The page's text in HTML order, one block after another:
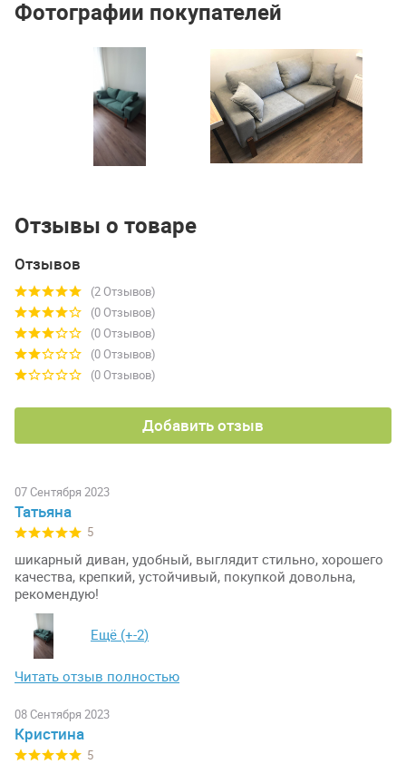
Фотографии покупателей
Отзывы о товаре
Отзывов
(2 Отзывов)
(0 Отзывов)
(0 Отзывов)
(0 Отзывов)
(0 Отзывов)
Добавить отзыв
07 Сентября 2023
Татьяна
5
шикарный диван, удобный, выглядит стильно, хорошего
качества, крепкий, устойчивый, покупкой довольна,
рекомендую!
Ещё (+-2)
Читать отзыв полностью
08 Сентября 2023
Кристина
5